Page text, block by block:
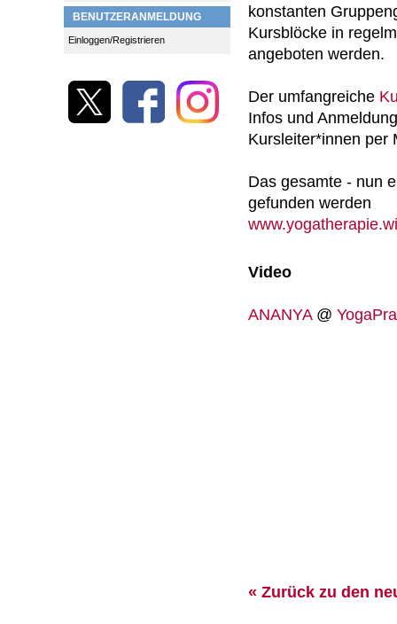
BENUTZERANMELDUNG
Einloggen/Registrieren
konstanten
Kursblöcke in
angeboten werden.
Der umfangreiche
Infos und
Kursleiter*innen per
Das gesamte - nun
gefunden werden
Video
ANANYA @
« Zurück zu den